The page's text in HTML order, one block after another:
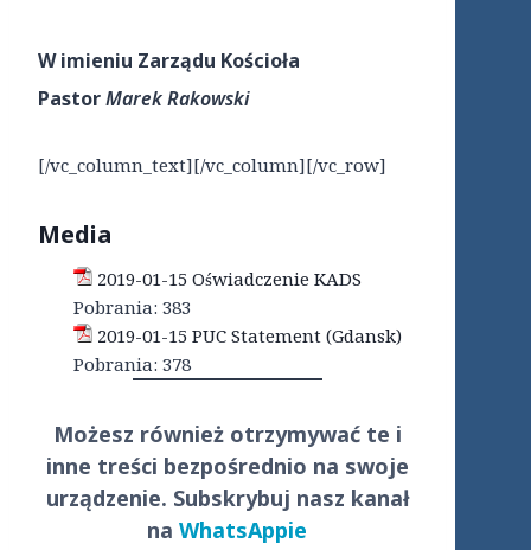
W imieniu Zarządu Kościoła
PastorMarek Rakowski
[/vc_column_text][/vc_column][/vc_row]
Media
2019-01-15 Oświadczenie KADS
Pobrania: 383
2019-01-15 PUC Statement (Gdansk)
Pobrania: 378
Możesz również otrzymywać te i
inne treści bezpośrednio na swoje
urządzenie. Subskrybuj nasz kanał
naWhatsAppie